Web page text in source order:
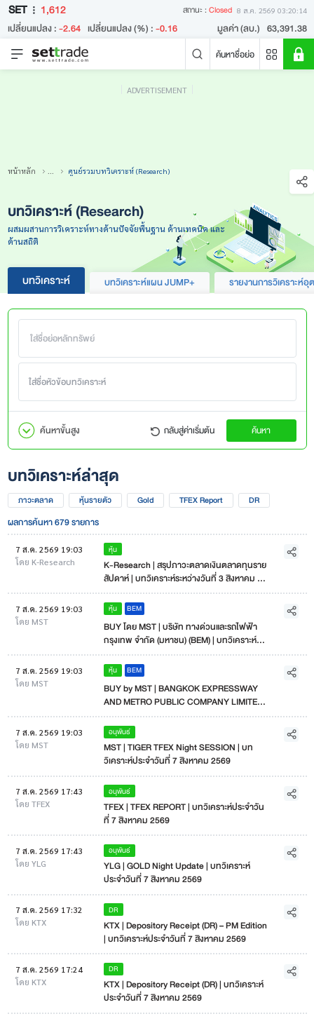
SET 1,612 สถานะ : Closed 8 ส.ค. 2569 03:20:14
เปลี่ยนแปลง :-2.64 เปลี่ยนแปลง (%) :-0.16 มูลค่า (ลบ.) 63,391.38
ค้นหาชื่อย่อ
ไม่พบข่าวล่าสุด
ADVERTISEMENT
หน้าหลัก ศูนย์รวมบทวิเคราะห์ (Research)
บทวิเคราะห์ (Research)
ผสมผสานการวิเคราะห์ทางด้านปัจจัยพื้นฐาน ด้านเทคนิค และ
ด้านสถิติ
บทวิเคราะห์ บทวิเคราะห์แผน JUMP+ รายงานการวิเคราะห์
ค้นหาขั้นสูง กลับสู่ค่าเริ่มต้น ค้นหา
บทวิเคราะห์ล่าสุด
ภาวะตลาด หุ้นรายตัว Gold TFEX Report DR
ผลการค้นหา 679 รายการ
7 ส.ค. 2569 19:03
โดย K-Research
หุ้น
K-Research | สรุปภาวะตลาดเงินตลาดทุนราย
สัปดาห์ | บทวิเคราะห์ระหว่างวันที่ 3 สิงหาคม - 7
สิงหาคม 2569
7 ส.ค. 2569 19:03
โดย MST
หุ้น BEM
BUY โดย MST | บริษัท ทางด่วนและรถไฟฟ้า
กรุงเทพ จำกัด (มหาชน) (BEM) | บทวิเคราะห์
ประจำวันที่ 7 สิงหาคม 2569
7 ส.ค. 2569 19:03
โดย MST
หุ้น BEM
BUY by MST | BANGKOK EXPRESSWAY
AND METRO PUBLIC COMPANY LIMITED
(BEM) | Research as of 7 August 2026
7 ส.ค. 2569 19:03
โดย MST
อนุพันธ์
MST | TIGER TFEX Night SESSION | บท
วิเคราะห์ประจำวันที่ 7 สิงหาคม 2569
7 ส.ค. 2569 17:43
โดย TFEX
อนุพันธ์
TFEX | TFEX REPORT | บทวิเคราะห์ประจำวัน
ที่ 7 สิงหาคม 2569
7 ส.ค. 2569 17:43
โดย YLG
อนุพันธ์
YLG | GOLD Night Update | บทวิเคราะห์
ประจำวันที่ 7 สิงหาคม 2569
7 ส.ค. 2569 17:32
โดย KTX
DR
KTX | Depository Receipt (DR) – PM Edition
| บทวิเคราะห์ประจำวันที่ 7 สิงหาคม 2569
7 ส.ค. 2569 17:24
โดย KTX
DR
KTX | Depository Receipt (DR) | บทวิเคราะห์
ประจำวันที่ 7 สิงหาคม 2569